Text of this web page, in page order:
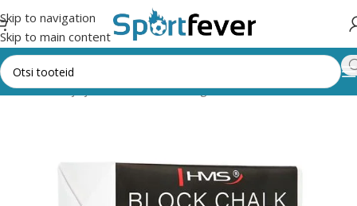
Skip to navigation
Skip to main content
ja jõusaal Muud treeningvahendid Muud vahendid